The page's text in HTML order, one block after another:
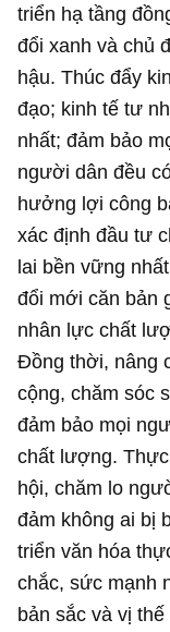
triển hạ tầng
đổi xanh và chủ
hậu. Thúc đẩy
đạo; kinh tế tư
nhất; đảm bảo
người dân đều
hưởng lợi công
xác định đầu tư
lai bền vững
đổi mới căn bản
nhân lực chất
Đồng thời, nâng
cộng, chăm sóc
đảm bảo mọi
chất lượng.
hội, chăm lo
đảm không ai bị
triển văn hóa
chắc, sức mạnh
bản sắc và vị